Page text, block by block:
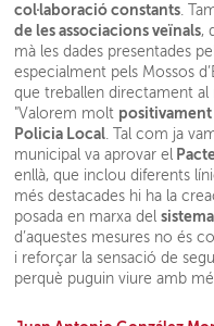
col·laboració constants.
de les associacions veïnals,
mà les dades presentades
especialment pels Mossos
que treballen directament al
"Valorem molt positivament
Policia Local. Tal com ja
municipal va aprovar el
enllà, que inclou diferents
més destacades hi ha la
posada en marxa del
d’aquestes mesures no és
i reforçar la sensació de
perquè puguin viure amb